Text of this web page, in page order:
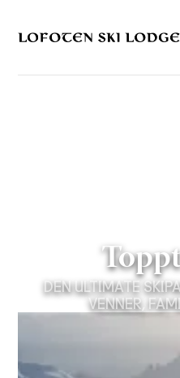
DEN ULTIMATE
VENNER,